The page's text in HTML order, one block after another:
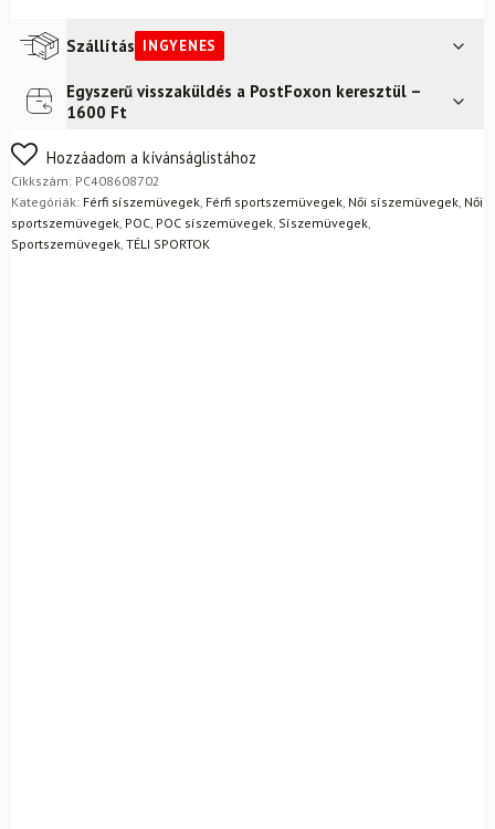
Sunny
mennyiség
Szállítás INGYENES
Futár a címreIngyenes
FoxPost
Egyszerű visszaküldés a PostFoxon keresztül –
1600 Ft
Nem biztos a választásában? Semmi gond – a terméket
egyszerűen visszaküldheti 14 napon belül, indoklás nélkül.
Mik a visszaküldés feltételei?
Hozzáadom a kívánságlistához
Cikkszám: PC408608702
Kategóriák: Férfi síszemüvegek Férfi sportszemüvegek Női síszemüvegek Női
sportszemüvegek POC POC síszemüvegek Síszemüvegek
Sportszemüvegek TÉLI SPORTOK